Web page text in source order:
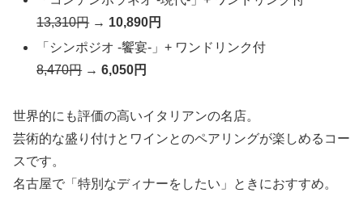
13,310円→ 10,890円
「シンポジオ -饗宴-」+ ワンドリンク付
8,470円→6,050円
世界的にも評価の高いイタリアンの名店。
芸術的な盛り付けとワインとのペアリングが楽しめるコー
スです。
名古屋で「特別なディナーをしたい」ときにおすすめ。